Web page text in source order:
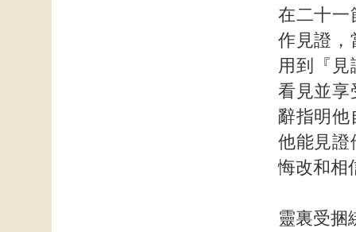
在二十一
作見證，
用到『
看見並享
辭指明他
他能見證
悔改和相
靈裏受捆